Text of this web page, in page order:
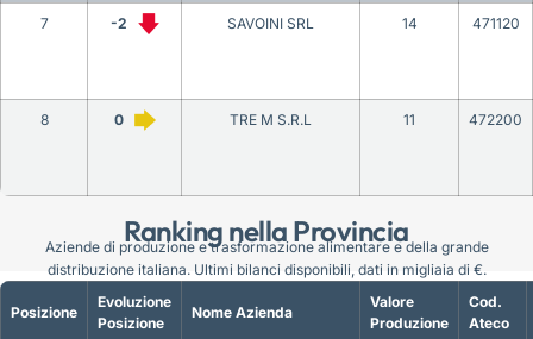
Ranking nella Provincia
7 -2 SAVOINI SRL 14 471120
8 0 TRE M S.R.L 11 472200
Posizione
Evoluzione
Posizione
Nome Azienda
Valore
Produzione
Cod.
Ateco
Aziende di produzione e trasformazione alimentare e della grande
distribuzione italiana. Ultimi bilanci disponibili, dati in migliaia di €.